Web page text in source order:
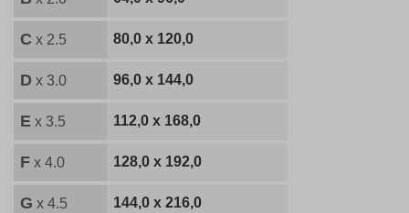
C x 2.5 80,0 x 120,0
D x 3.0 96,0 x 144,0
E x 3.5 112,0 x 168,0
F x 4.0 128,0 x 192,0
G x 4.5 144,0 x 216,0